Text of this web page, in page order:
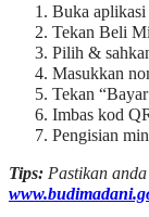
Buka
Tekan Beli
Pilih &
Masukkan
Tekan
Imbas kod
Pengisian
Tips: Pastikan